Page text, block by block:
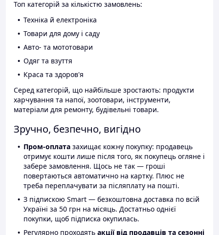
Топ категорій за кількістю замовлень:
Техніка й електроніка
Товари для дому і саду
Авто- та мототовари
Одяг та взуття
Краса та здоров'я
Серед категорій, що найбільше зростають: продукти
харчування та напої, зоотовари, інструменти,
матеріали для ремонту, будівельні товари.
Зручно, безпечно, вигідно
Пром-оплата захищає кожну покупку: продавець
отримує кошти лише після того, як покупець огляне і
забере замовлення. Щось не так — гроші
повертаються автоматично на картку. Плюс не
треба переплачувати за післяплату на пошті.
З підпискою Smart — безкоштовна доставка по всій
Україні за 50 грн на місяць. Достатньо однієї
покупки, щоб підписка окупилась.
Регулярно проходять акції від продавців та сезонні